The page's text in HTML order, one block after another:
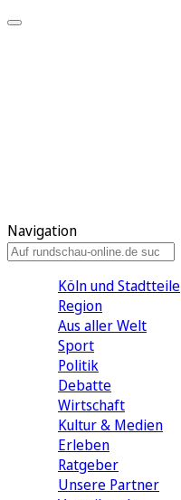
Navigation
Köln und Stadtteile
Region
Aus aller Welt
Sport
Politik
Debatte
Wirtschaft
Kultur & Medien
Erleben
Ratgeber
Unsere Partner